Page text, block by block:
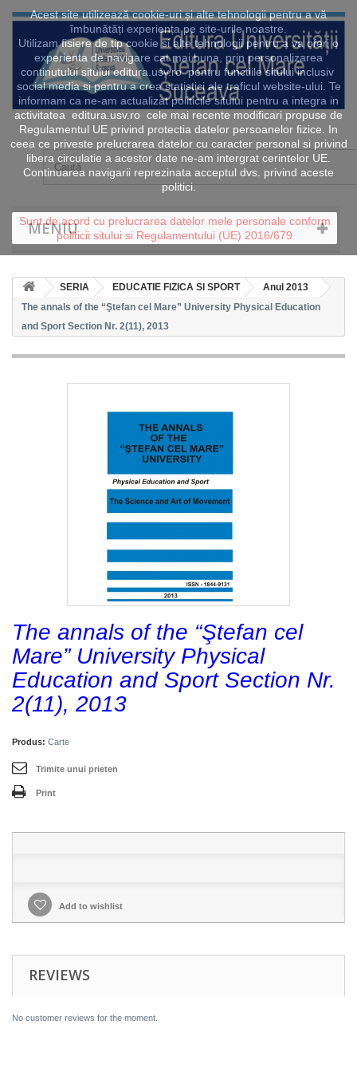
Acest site utilizează cookie-uri și alte tehnologii pentru a vă
îmbunătăți experiența pe site-urile noastre.
Utilizam fisiere de tip cookie si alte tehnologii pentru a va oferi o
experienta de navigare cat mai buna, prin personalizarea
continutului sitului editura.usv.ro pentru functiile sitului inclusiv
social media si pentru a crea statistici ale traficul website-ului. Te
informam ca ne-am actualizat politicile sitului pentru a integra in
activitatea editura.usv.ro cele mai recente modificari propuse de
Regulamentul UE privind protectia datelor persoanelor fizice. In
ceea ce priveste prelucrarea datelor cu caracter personal si privind
libera circulatie a acestor date ne-am intergrat cerintelor UE.
Continuarea navigarii reprezinata acceptul dvs. privind aceste
politici.
Sunt de acord cu prelucrarea datelor mele personale conform
politicii sitului si Regulamentului (UE) 2016/679
MENIU
SERIA EDUCATIE FIZICA SI SPORT
Anul 2013
The annals of the “Ştefan cel Mare” University Physical Education
and Sport Section Nr. 2(11), 2013
The annals of the “Ştefan cel
Mare” University Physical
Education and Sport Section Nr.
2(11), 2013
Produs: Carte
Trimite unui prieten
Print
Add to wishlist
REVIEWS
No customer reviews for the moment.